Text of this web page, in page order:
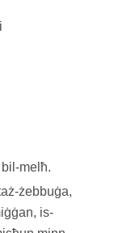
melħ.
żebbuġa,
is-